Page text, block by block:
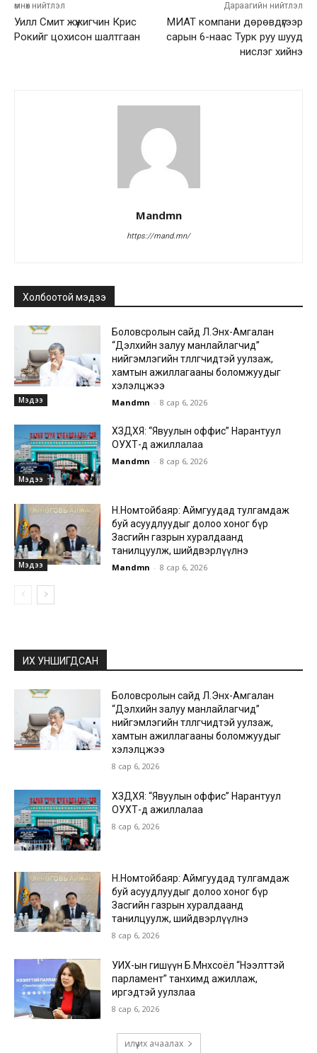
өмнөх нийтлэл
Уилл Смит жүжигчин Крис
Рокийг цохисон шалтгаан
Дараагийн нийтлэл
МИАТ компани дөрөвдүгээр
сарын 6-наас Турк руу шууд
нислэг хийнэ
Mandmn
https://mand.mn/
Холбоотой мэдээ
Мэдээ
Боловсролын сайд Л.Энх-Амгалан
“Дэлхийн залуу манлайлагчид”
нийгэмлэгийн төлөөлөгчидтэй уулзаж,
хамтын ажиллагааны боломжуудыг
хэлэлцжээ
Mandmn - 8 сар 6, 2026
Мэдээ
ХЗДХЯ: “Явуулын оффис” Нарантуул
ОУХТ-д ажиллалаа
Mandmn - 8 сар 6, 2026
Мэдээ
Н.Номтойбаяр: Аймгуудад тулгамдаж
буй асуудлуудыг долоо хоног бүр
Засгийн газрын хуралдаанд
танилцуулж, шийдвэрлүүлнэ
Mandmn - 8 сар 6, 2026
ИХ УНШИГДСАН
Боловсролын сайд Л.Энх-Амгалан
“Дэлхийн залуу манлайлагчид”
нийгэмлэгийн төлөөлөгчидтэй уулзаж,
хамтын ажиллагааны боломжуудыг
хэлэлцжээ
8 сар 6, 2026
ХЗДХЯ: “Явуулын оффис” Нарантуул
ОУХТ-д ажиллалаа
8 сар 6, 2026
Н.Номтойбаяр: Аймгуудад тулгамдаж
буй асуудлуудыг долоо хоног бүр
Засгийн газрын хуралдаанд
танилцуулж, шийдвэрлүүлнэ
8 сар 6, 2026
УИХ-ын гишүүн Б.Мөнхсоёл “Нээлттэй
парламент” танхимд ажиллаж,
иргэдтэй уулзлаа
8 сар 6, 2026
илүү их ачаалах